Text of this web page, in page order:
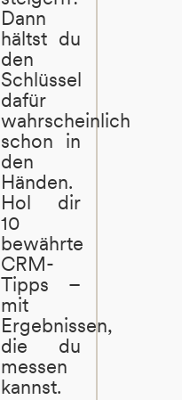
Dann
hältst du
den
Schlüssel
dafür
wahrscheinlich
schon in
den
Händen.
Hol dir
10
bewährte
CRM-
Tipps –
mit
Ergebnissen,
die du
messen
kannst.